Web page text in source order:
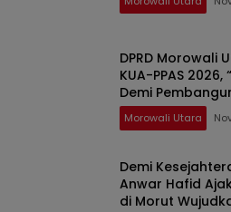
DPRD Morowali
KUA-PPAS
Demi
Morowali Utara
Demi
Anwar Hafid
di Morut